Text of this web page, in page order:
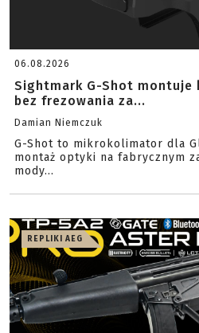
06.08.2026
Sightmark G-Shot montuje
bez frezowania za...
Damian Niemczuk
G-Shot to mikrokolimator dla
montaż optyki na fabrycznym
mody...
REPLIKI AEG